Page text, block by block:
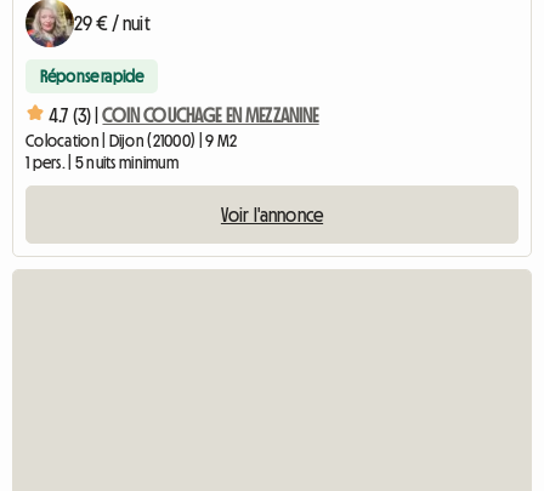
29 € / nuit
Réponse rapide
4.7 (3) | COIN COUCHAGE EN MEZZANINE
Colocation | Dijon (21000) | 9 M2
1 pers. | 5 nuits minimum
Voir l'annonce